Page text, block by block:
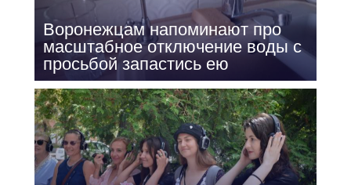
Воронежцам напоминают про
масштабное отключение воды с
просьбой запастись ею